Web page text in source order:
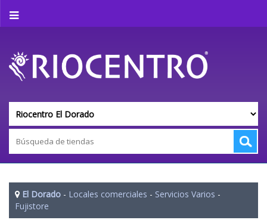
El Dorado - Locales comerciales - Servicios Varios -
Fujistore